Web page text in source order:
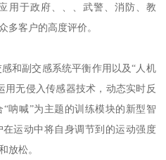
用于政府、、、武警、消防、教
多客户的高度评价。
和副交感系统平衡作用以及“人机
用无侵入传感器技术，动态实时反
“呐喊”为主题的训练模块的新型智
运动中将自身调节到的运动强度
放松。